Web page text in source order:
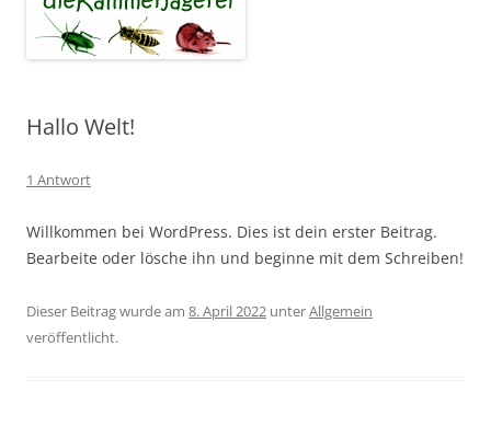
Hallo Welt!
1 Antwort
Willkommen bei WordPress. Dies ist dein erster Beitrag.
Bearbeite oder lösche ihn und beginne mit dem Schreiben!
Dieser Beitrag wurde am 8. April 2022 unterAllgemein
veröffentlicht.